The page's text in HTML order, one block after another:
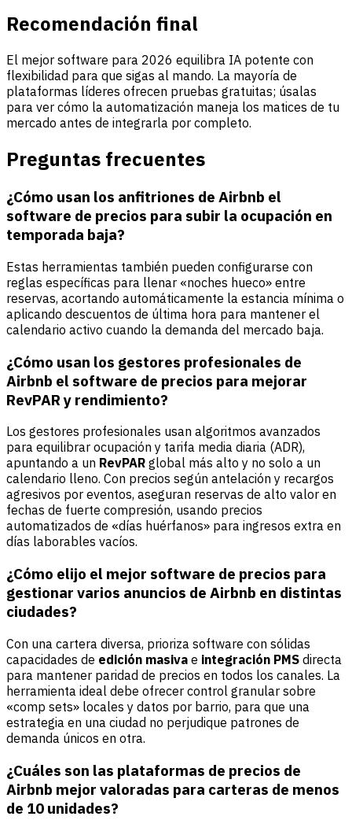
Recomendación final
El mejor software para 2026 equilibra IA potente con
flexibilidad para que sigas al mando. La mayoría de
plataformas líderes ofrecen pruebas gratuitas; úsalas
para ver cómo la automatización maneja los matices de tu
mercado antes de integrarla por completo.
Preguntas frecuentes
¿Cómo usan los anfitriones de Airbnb el
software de precios para subir la ocupación en
temporada baja?
Estas herramientas también pueden configurarse con
reglas específicas para llenar «noches hueco» entre
reservas, acortando automáticamente la estancia mínima o
aplicando descuentos de última hora para mantener el
calendario activo cuando la demanda del mercado baja.
¿Cómo usan los gestores profesionales de
Airbnb el software de precios para mejorar
RevPAR y rendimiento?
Los gestores profesionales usan algoritmos avanzados
para equilibrar ocupación y tarifa media diaria (ADR),
apuntando a un RevPAR global más alto y no solo a un
calendario lleno. Con precios según antelación y recargos
agresivos por eventos, aseguran reservas de alto valor en
fechas de fuerte compresión, usando precios
automatizados de «días huérfanos» para ingresos extra en
días laborables vacíos.
¿Cómo elijo el mejor software de precios para
gestionar varios anuncios de Airbnb en distintas
ciudades?
Con una cartera diversa, prioriza software con sólidas
capacidades de edición masiva e integración PMS directa
para mantener paridad de precios en todos los canales. La
herramienta ideal debe ofrecer control granular sobre
«comp sets» locales y datos por barrio, para que una
estrategia en una ciudad no perjudique patrones de
demanda únicos en otra.
¿Cuáles son las plataformas de precios de
Airbnb mejor valoradas para carteras de menos
de 10 unidades?